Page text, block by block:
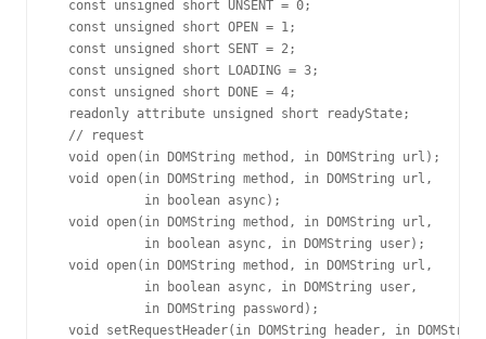
  const unsigned short UNSENT = 0;
  const unsigned short OPEN = 1;
  const unsigned short SENT = 2;
  const unsigned short LOADING = 3;
  const unsigned short DONE = 4;
  readonly attribute unsigned short readyState;
  // request
  void open(in DOMString method, in DOMString url);
  void open(in DOMString method, in DOMString url,
            in boolean async);
  void open(in DOMString method, in DOMString url,
            in boolean async, in DOMString user);
  void open(in DOMString method, in DOMString url,
            in boolean async, in DOMString user,
            in DOMString password);
void setRequestHeader(in DOMString header, in